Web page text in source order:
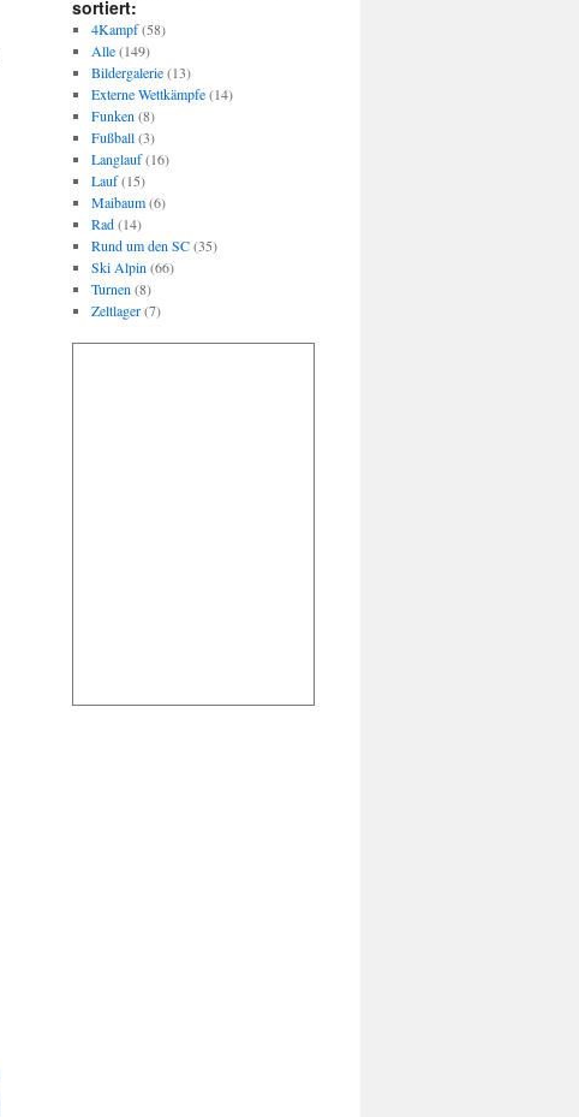
sortiert:
4Kampf(58)
Alle(149)
Bildergalerie(13)
Externe Wettkämpfe(14)
Funken (8)
Fußball(3)
Langlauf(16)
Lauf(15)
Maibaum(6)
Rad(14)
Rund um den SC(35)
Ski Alpin (66)
Turnen (8)
Zeltlager(7)